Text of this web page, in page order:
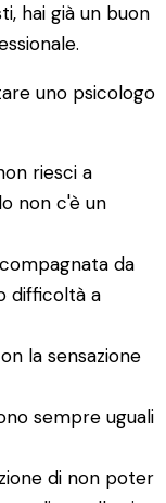
hai già un buon
uno psicologo
riesci a
non c'è un
da
difficoltà a
la sensazione
sempre uguali
di non poter